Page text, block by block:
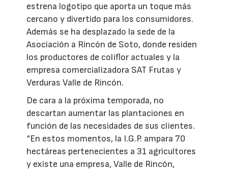
estrena logotipo que aporta un toque más
cercano y divertido para los consumidores.
Además se ha desplazado la sede de la
Asociación a Rincón de Soto, donde residen
los productores de coliflor actuales y la
empresa comercializadora SAT Frutas y
Verduras Valle de Rincón.
De cara a la próxima temporada, no
descartan aumentar las plantaciones en
función de las necesidades de sus clientes.
“En estos momentos, la I.G.P. ampara 70
hectáreas pertenecientes a 31 agricultores
y existe una empresa, Valle de Rincón,